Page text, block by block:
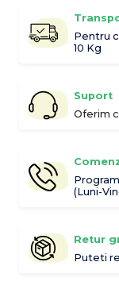
Pentru
10 Kg
Suport
Oferim
(Luni-
Retur
Puteti